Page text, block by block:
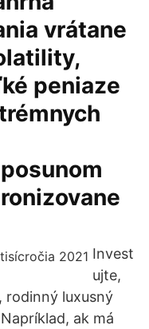
vrátane
peniaze
Invest
ujte,
rodinný luxusný
ak má